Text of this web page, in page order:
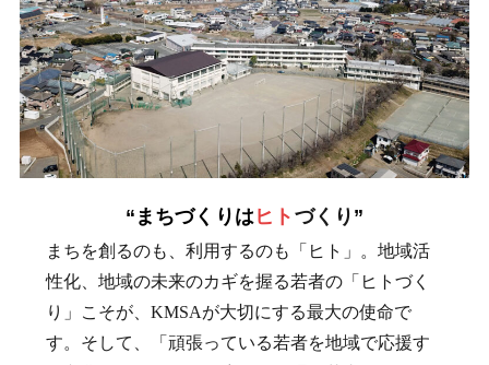
“ まちづくりはヒト づくり ”
まちを創るのも、利用するのも「ヒト」。地域活
性化、地域の未来のカギを握る若者の「ヒトづく
り」こそが、KMSAが大切にする最大の使命で
す。そして、「頑張っている若者を地域で応援す